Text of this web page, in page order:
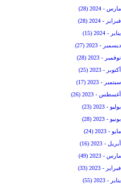
مارس - 2024 (28)
فبراير - 2024 (28)
يناير - 2024 (15)
ديسمبر - 2023 (27)
نوفمبر - 2023 (28)
أكتوبر - 2023 (25)
سبتمبر - 2023 (17)
أغسطس - 2023 (26)
يوليو - 2023 (23)
يونيو - 2023 (28)
مايو - 2023 (24)
أبريل - 2023 (16)
مارس - 2023 (49)
فبراير - 2023 (33)
يناير - 2023 (55)